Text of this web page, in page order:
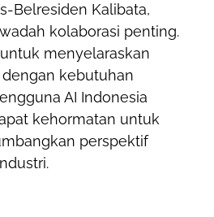
Belresiden Kalibata,
kolaborasi penting.
menyelaraskan
dengan kebutuhan
AI Indonesia
kehormatan untuk
perspektif